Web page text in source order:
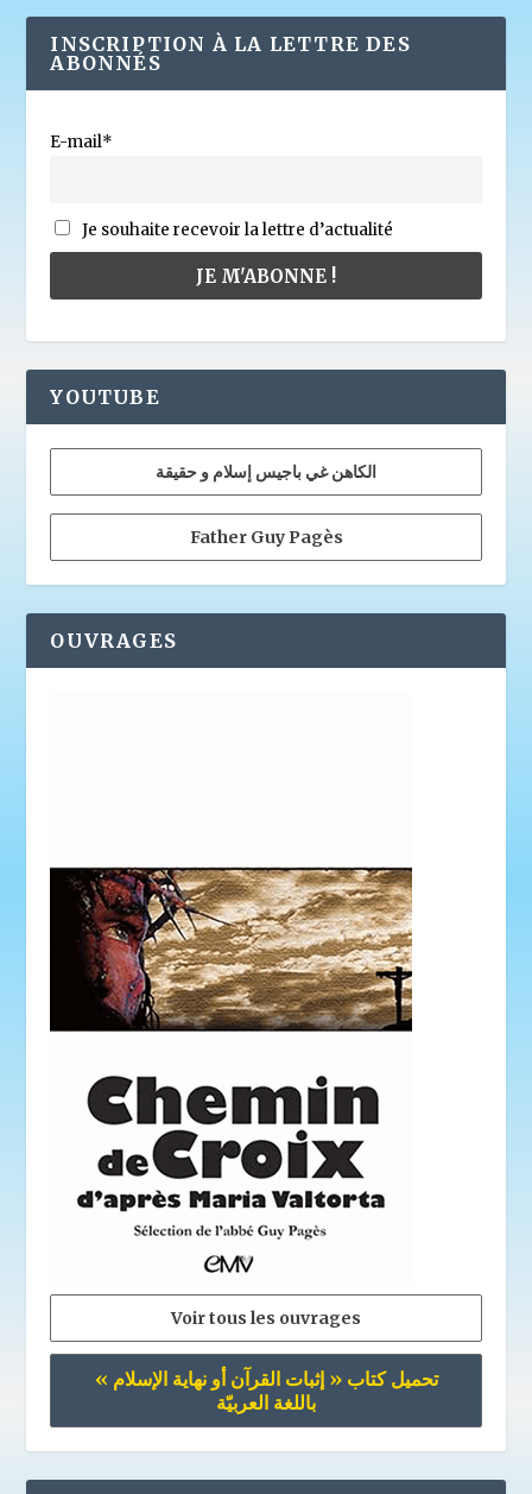
INSCRIPTION À LA LETTRE DES
ABONNÉS
E-mail*
Je souhaite recevoir la lettre d’actualité
YOUTUBE
الكاهن غي باجيس إسلام و حقيقة
Father Guy Pagès
OUVRAGES
Voir tous les ouvrages
تحميل كتاب « إثبات القرآن أو نهاية الإسلام »
باللغة العربيّة